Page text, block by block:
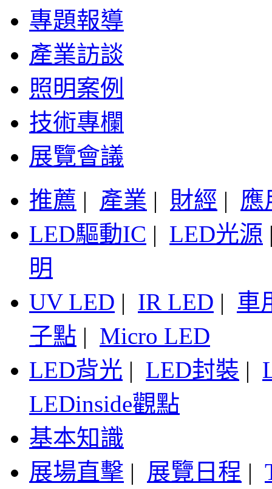
專題報導
產業訪談
照明案例
技術專欄
展覽會議
推薦 | 產業 | 財經 | 應
LED驅動IC | LED光源
明
UV LED | IR LED | 車
子點 | Micro LED
LED背光 | LED封裝 |
LEDinside觀點
基本知識
展場直擊 | 展覽日程 |